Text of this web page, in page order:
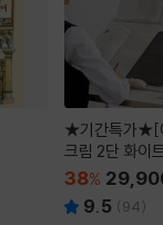
★기간특가★[
크림 2단 화이
38%
9.5 (94)